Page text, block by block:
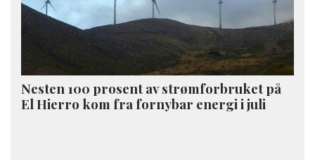
Nesten 100 prosent av strømforbruket på
El Hierro kom fra fornybar energi i juli